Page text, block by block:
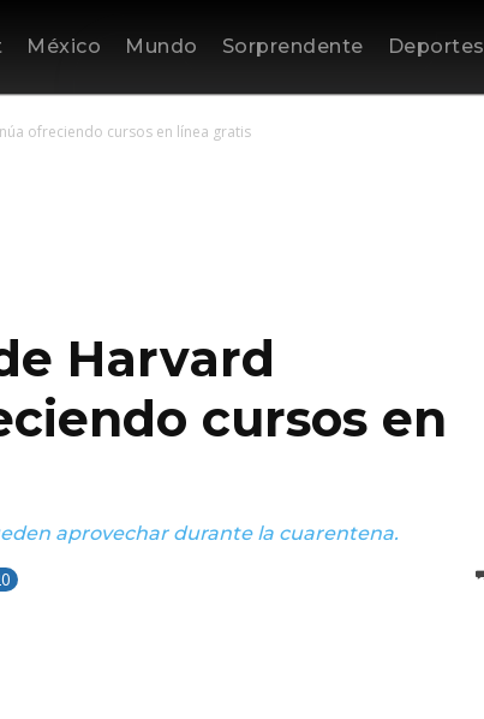
México Mundo Sorprendente Deportes
ofreciendo cursos en línea gratis
Harvard
cursos en
aprovechar durante la cuarentena.